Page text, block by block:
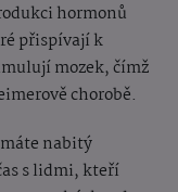
hormonů
přispívají k
mozek, čímž
chorobě.
nabitý
s lidmi, kteří